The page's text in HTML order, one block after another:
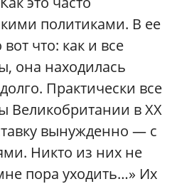
политиками. В ее
что: как и все
она находилась
Практически все
Великобритании в XX
вынужденно — с
Никто из них не
пора уходить…» Их